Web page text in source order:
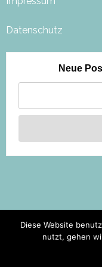
Datenschutz
Neue
Diese Website
nutzt, gehen